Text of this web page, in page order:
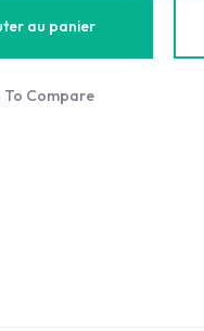
au panier